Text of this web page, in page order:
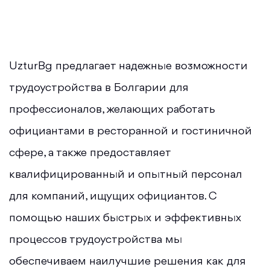
UzturBg предлагает надежные возможности
трудоустройства в Болгарии для
профессионалов, желающих работать
официантами в ресторанной и гостиничной
сфере, а также предоставляет
квалифицированный и опытный персонал
для компаний, ищущих официантов. С
помощью наших быстрых и эффективных
процессов трудоустройства мы
обеспечиваем наилучшие решения как для